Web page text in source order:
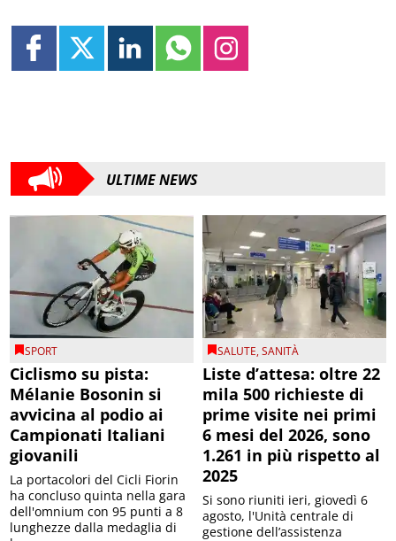
ULTIME NEWS
SPORT
Ciclismo su pista:
Mélanie Bosonin si
avvicina al podio ai
Campionati Italiani
giovanili
La portacolori del Cicli Fiorin
ha concluso quinta nella gara
dell'omnium con 95 punti a 8
lunghezze dalla medaglia di
SALUTE,SANITÀ
Liste d’attesa: oltre 22
mila 500 richieste di
prime visite nei primi
6 mesi del 2026, sono
1.261 in più rispetto al
2025
Si sono riuniti ieri, giovedì 6
agosto, l'Unità centrale di
gestione dell’assistenza